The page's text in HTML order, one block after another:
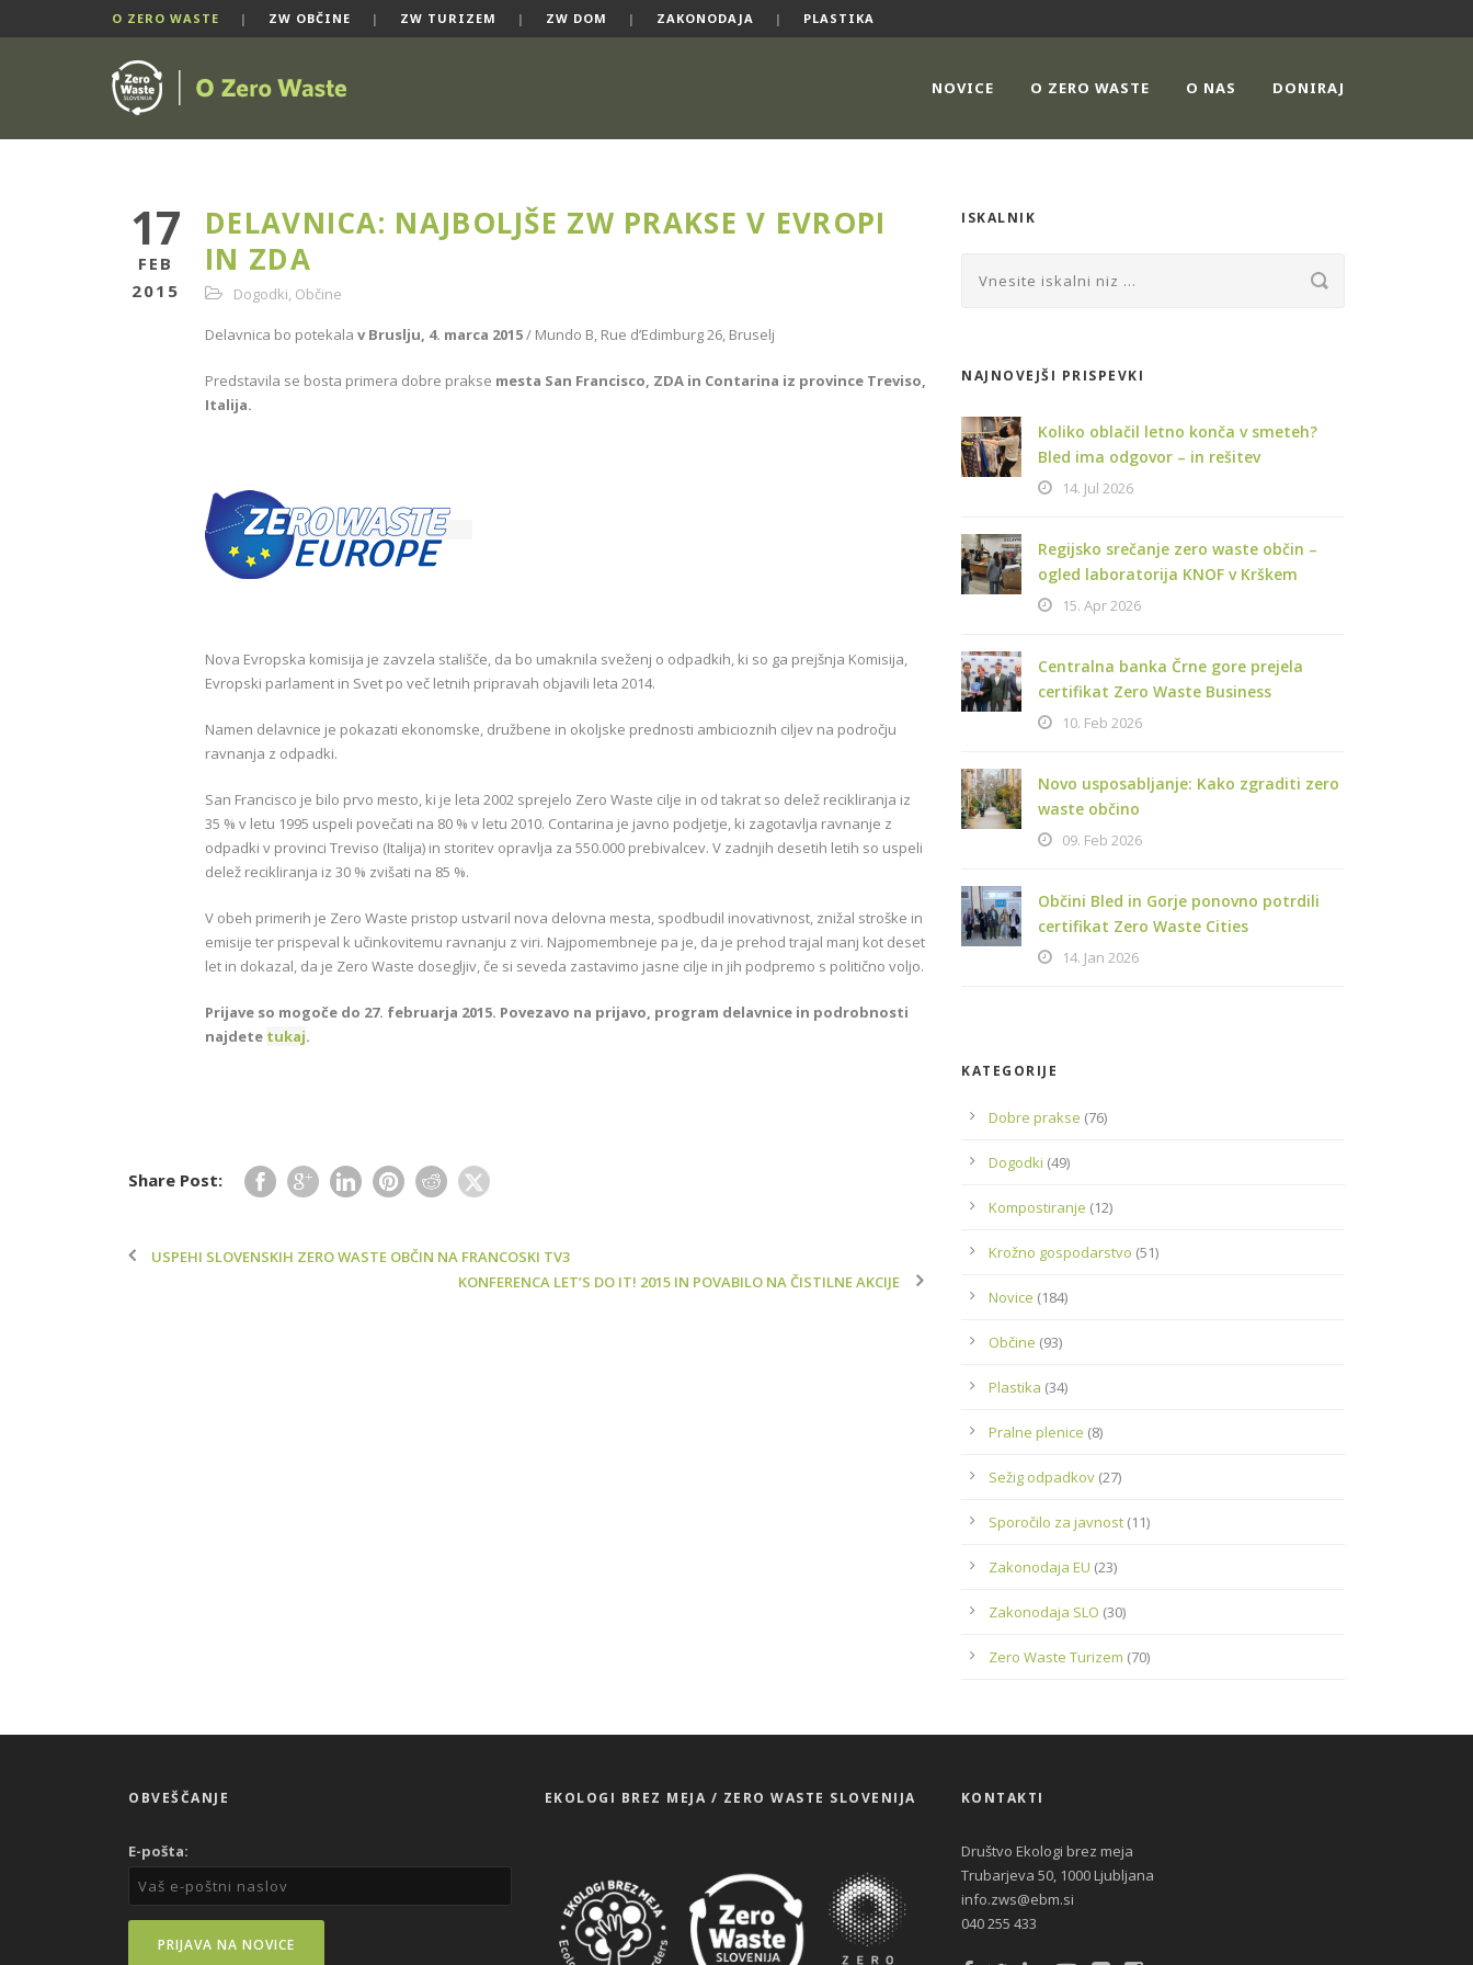
O ZERO WASTE | ZW OBČINE | ZW TURIZEM | ZW DOM | ZAKONODAJA | PLASTIKA
NOVICE O ZERO WASTE O NAS DONIRAJ
17
FEB
2015
DELAVNICA: NAJBOLJŠE ZW PRAKSE V EVROPI
IN ZDA
Dogodki, Občine
Delavnica bo potekala v Bruslju, 4. marca 2015/ Mundo B, Rue d’Edimburg 26, Bruselj
Predstavila se bosta primera dobre prakse mesta San Francisco, ZDA in Contarina iz province Treviso,
Italija.
Nova Evropska komisija je zavzela stališče, da bo umaknila sveženj o odpadkih, ki so ga prejšnja Komisija,
Evropski parlament in Svet po več letnih pripravah objavili leta 2014.
Namen delavnice je pokazati ekonomske, družbene in okoljske prednosti ambicioznih ciljev na področju
ravnanja z odpadki.
San Francisco je bilo prvo mesto, ki je leta 2002 sprejelo Zero Waste cilje in od takrat so delež recikliranja iz
35 % v letu 1995 uspeli povečati na 80 % v letu 2010. Contarina je javno podjetje, ki zagotavlja ravnanje z
odpadki v provinci Treviso (Italija) in storitev opravlja za 550.000 prebivalcev. V zadnjih desetih letih so uspeli
delež recikliranja iz 30 % zvišati na 85 %.
V obeh primerih je Zero Waste pristop ustvaril nova delovna mesta, spodbudil inovativnost, znižal stroške in
emisije ter prispeval k učinkovitemu ravnanju z viri. Najpomembneje pa je, da je prehod trajal manj kot deset
let in dokazal, da je Zero Waste dosegljiv, če si seveda zastavimo jasne cilje in jih podpremo s politično voljo.
Prijave so mogoče do 27. februarja 2015. Povezavo na prijavo, program delavnice in podrobnosti
najdete tukaj.
Share Post:
USPEHI SLOVENSKIH ZERO WASTE OBČIN NA FRANCOSKI TV3
KONFERENCA LET’S DO IT! 2015 IN POVABILO NA ČISTILNE AKCIJE
ISKALNIK
NAJNOVEJŠI PRISPEVKI
Koliko oblačil letno konča v smeteh?
Bled ima odgovor – in rešitev
14. Jul 2026
Regijsko srečanje zero waste občin –
ogled laboratorija KNOF v Krškem
15. Apr 2026
Centralna banka Črne gore prejela
certifikat Zero Waste Business
10. Feb 2026
Novo usposabljanje: Kako zgraditi zero
waste občino
09. Feb 2026
Občini Bled in Gorje ponovno potrdili
certifikat Zero Waste Cities
14. Jan 2026
KATEGORIJE
Dobre prakse (76)
Dogodki (49)
Kompostiranje (12)
Krožno gospodarstvo (51)
Novice (184)
Občine (93)
Plastika (34)
Pralne plenice (8)
Sežig odpadkov (27)
Sporočilo za javnost (11)
Zakonodaja EU (23)
Zakonodaja SLO (30)
Zero Waste Turizem (70)
OBVEŠČANJE
E-pošta:
EKOLOGI BREZ MEJA / ZERO WASTE SLOVENIJA KONTAKTI
Društvo Ekologi brez meja
Trubarjeva 50, 1000 Ljubljana
info.zws@ebm.si
040 255 433